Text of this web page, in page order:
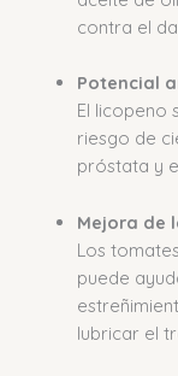
contra el
Potencial
El licopeno
riesgo de
próstata y
Mejora de
Los
puede
lubricar el